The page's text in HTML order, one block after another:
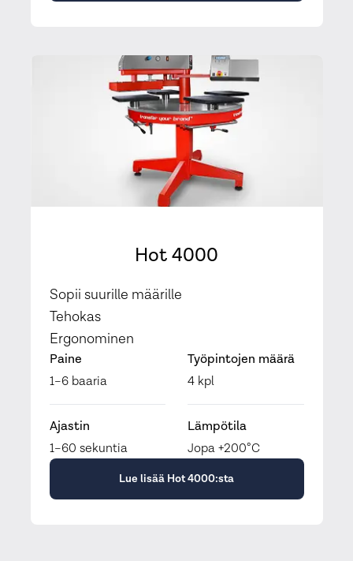
Hot 4000
Sopii suurille määrille
Tehokas
Ergonominen
Paine
1–6 baaria
Työpintojen määrä
4 kpl
Ajastin
1–60 sekuntia
Lämpötila
Jopa +200°C
Lue lisää Hot 4000:sta